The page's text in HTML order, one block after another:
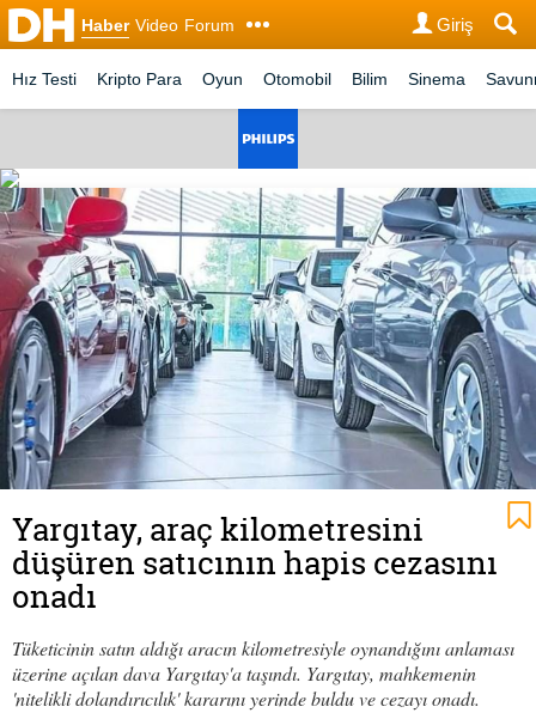
Haber Video Forum Giriş
Hız Testi Kripto Para Oyun Otomobil Bilim Sinema
Yargıtay, araç kilometresini
düşüren satıcının hapis cezasını
onadı
Tüketicinin satın aldığı aracın kilometresiyle oynandığını anlaması
üzerine açılan dava Yargıtay'a taşındı. Yargıtay, mahkemenin
'nitelikli dolandırıcılık' kararını yerinde buldu ve cezayı onadı.